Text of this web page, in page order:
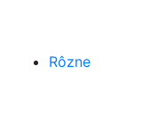
Rôzne